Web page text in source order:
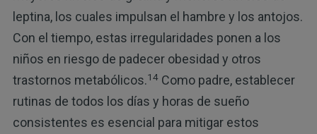
leptina, los cuales impulsan el hambre y los antojos.
Con el tiempo, estas irregularidades ponen a los
niños en riesgo de padecer obesidad y otros
trastornos metabólicos.14Como padre, establecer
rutinas de todos los días y horas de sueño
consistentes es esencial para mitigar estos